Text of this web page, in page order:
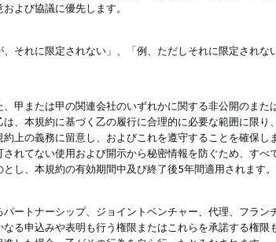
よび協議に優先します。
それに限定されない」、「例、ただしそれに限定されな
甲または甲の関連会社のいずれかに関する非公開のまた
、本規約に基づく乙の履行に合理的に必要な範囲に限り
上の義務に留意し、およびこれを遵守することを確保し
れてない使用および開示から秘密情報を防ぐため、すべ
し、本規約の有効期間中及び終了後5年間適用されます。
ートナーシップ、ジョイントベンチャー、代理、フラン
る申込みや表明も行う権限またはこれらを承諾する権限